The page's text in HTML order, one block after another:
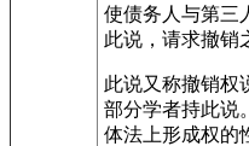
使债务人与第三
此说，请求撤销
此说又称撤销权
部分学者持此说
体法上形成权的